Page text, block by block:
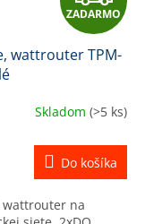
A
D
A
R
M
ZADARMO
wattrouter TPM-
Skladom (>5 ks)
Do košíka
wattrouter na